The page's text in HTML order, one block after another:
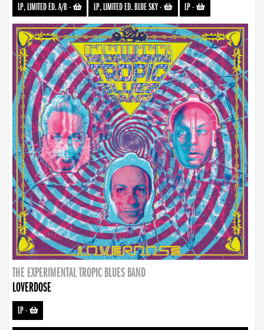
LP, LIMITED ED. A/B- LP, LIMITED ED. BLUE SKY- LP-
THE EXPERIMENTAL TROPIC BLUES BAND
LOVERDOSE
LP-